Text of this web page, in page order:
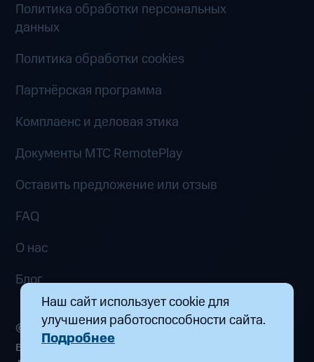
Наш сайт использует cookie для
улучшения работоспособности сайта.
Подробнее
Политика обработки персональных
данных
Политика обработки cookies
Партнёрская программа
Комплаенс и деловая этика
Документы MTC RemotePlay
Оставить предложение или отзыв
FAQ
О нас
Блог
© 2026 ООО «Маркетплейс распределенных
вычислений». Все права защищены